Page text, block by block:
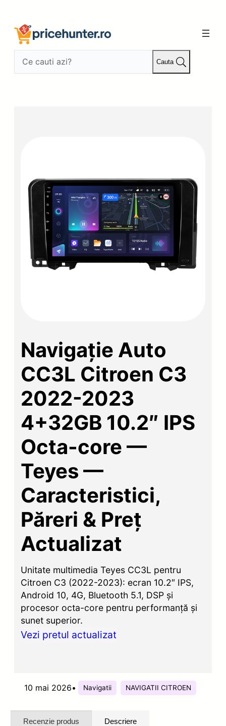
conținut
Cauta
Navigație Auto
CC3L Citroen C3
2022-2023
4+32GB 10.2″ IPS
Octa-core —
Teyes —
Caracteristici,
Păreri & Preț
Actualizat
Unitate multimedia Teyes CC3L pentru
Citroen C3 (2022-2023): ecran 10.2″ IPS,
Android 10, 4G, Bluetooth 5.1, DSP și
procesor octa-core pentru performanță și
sunet superior.
Vezi pretul actualizat
10 mai 2026• Navigatii NAVIGATII CITROEN
Recenzie produs Descriere